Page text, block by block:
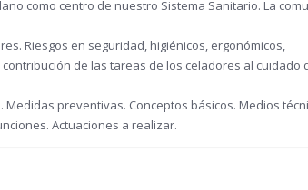
como centro de nuestro Sistema Sanitario. La
Riesgos en seguridad, higiénicos, ergonómicos,
de las tareas de los celadores al cuidado
preventivas. Conceptos básicos. Medios
Actuaciones a realizar.